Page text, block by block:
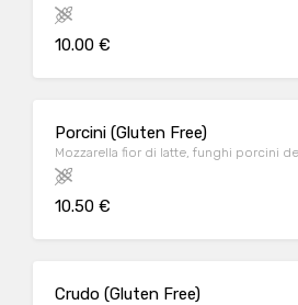
10.00 €
Porcini (Gluten Free)
Mozzarella fior di latte, funghi porcini
10.50 €
Crudo (Gluten Free)